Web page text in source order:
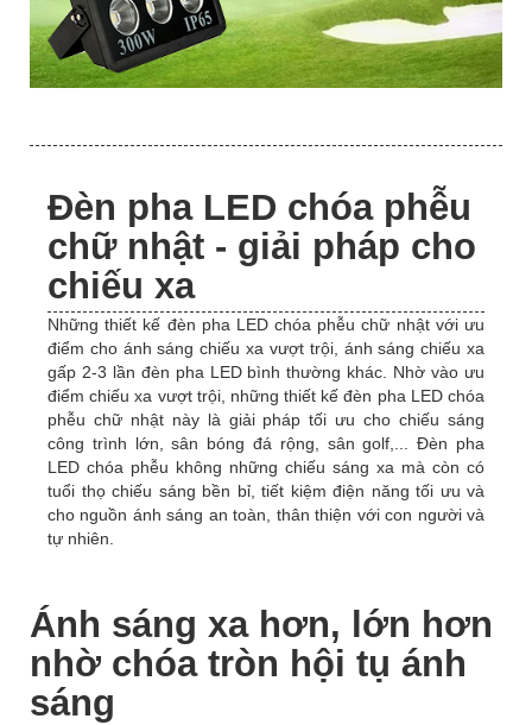
Đèn pha LED chóa phễu
chữ nhật - giải pháp cho
chiếu xa
Những thiết kế đèn pha LED chóa phễu chữ nhật với ưu
điểm cho ánh sáng chiếu xa vượt trội, ánh sáng chiếu xa
gấp 2-3 lần đèn pha LED bình thường khác. Nhờ vào ưu
điểm chiếu xa vượt trội, những thiết kế đèn pha LED chóa
phễu chữ nhật này là giải pháp tối ưu cho chiếu sáng
công trình lớn, sân bóng đá rộng, sân golf,... Đèn pha
LED chóa phễu không những chiếu sáng xa mà còn có
tuổi thọ chiếu sáng bền bỉ, tiết kiệm điện năng tối ưu và
cho nguồn ánh sáng an toàn, thân thiện với con người và
tự nhiên.
Ánh sáng xa hơn, lớn hơn
nhờ chóa tròn hội tụ ánh
sáng